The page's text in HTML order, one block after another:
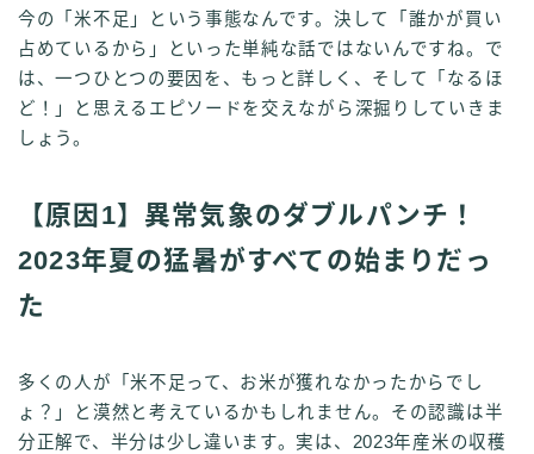
今の「米不足」という事態なんです。決して「誰かが買い
占めているから」といった単純な話ではないんですね。で
は、一つひとつの要因を、もっと詳しく、そして「なるほ
ど！」と思えるエピソードを交えながら深掘りしていきま
しょう。
【原因1】異常気象のダブルパンチ！
2023年夏の猛暑がすべての始まりだっ
た
多くの人が「米不足って、お米が獲れなかったからでし
ょ？」と漠然と考えているかもしれません。その認識は半
分正解で、半分は少し違います。実は、2023年産米の収穫